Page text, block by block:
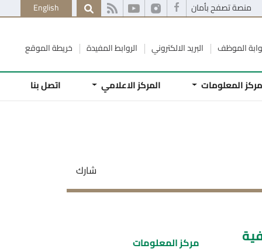
منصة تصفح بأمان English
الموظف البريد الالكتروني الروابط المفيدة خريطة الموقع
مركز المعلومات المركز الاعلامي اتصل بنا
شارك
مركز المعلومات